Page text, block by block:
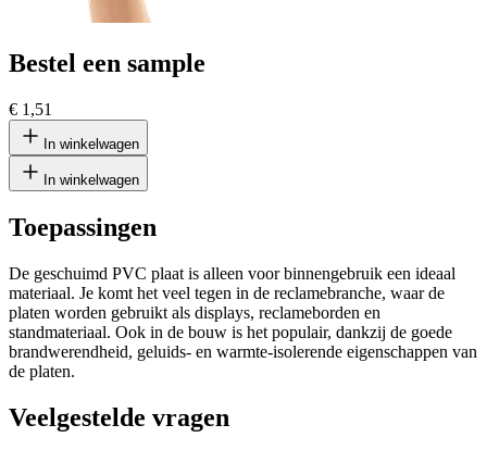
Bestel een sample
€ 1,51
In winkelwagen
In winkelwagen
Toepassingen
De geschuimd PVC plaat is alleen voor binnengebruik een ideaal
materiaal. Je komt het veel tegen in de reclamebranche, waar de
platen worden gebruikt als displays, reclameborden en
standmateriaal. Ook in de bouw is het populair, dankzij de goede
brandwerendheid, geluids- en warmte-isolerende eigenschappen van
de platen.
Veelgestelde vragen